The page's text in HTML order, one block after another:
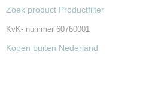
Zoek product Productfilter
KvK- nummer 60760001
Kopen buiten Nederland